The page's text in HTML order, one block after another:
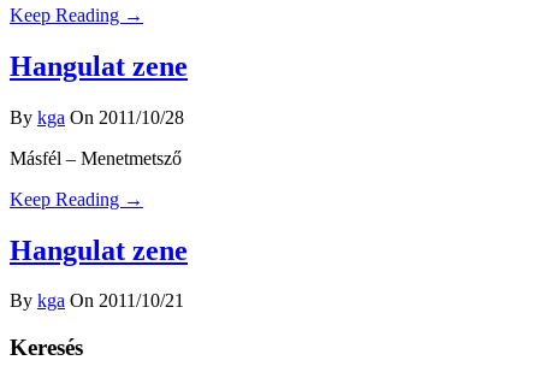
Keep Reading →
Hangulat zene
By kga On 2011/10/28
Másfél – Menetmetsző
Keep Reading →
Hangulat zene
By kga On 2011/10/21
Keresés